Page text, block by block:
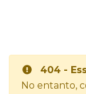
404 -
No entanto,